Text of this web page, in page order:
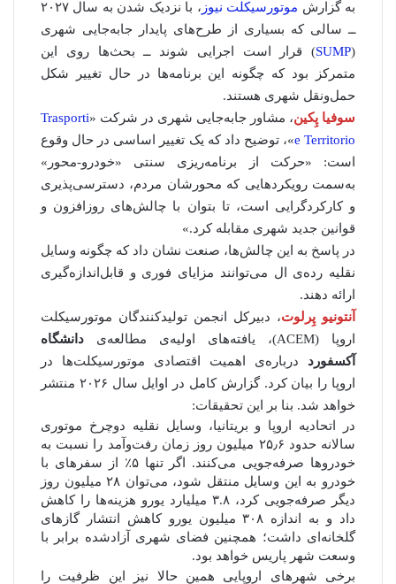
به گزارش موتورسیکلت نیوز
، با نزدیک شدن به سال ۲۰۲۷
ــ سالی که بسیاری از طرح‌های پایدار جابه‌جایی شهری
(
SUMP) قرار است اجرایی شوند ــ بحث‌ها روی این
متمرکز بود که چگونه این برنامه‌ها در حال تغییر شکل
حمل‌ونقل شهری هستند.
سوفیا پِکین، مشاور جابه‌جایی شهری در شرکت «Trasporti
e Territorio»، توضیح داد که یک تغییر اساسی در حال وقوع
است: «حرکت از برنامه‌ریزی سنتی «خودرو-محور»
به‌سمت رویکردهایی که محورشان مردم، دسترسی‌پذیری
و کارکردگرایی است، تا بتوان با چالش‌های روزافزون و
قوانین جدید شهری مقابله کرد.»
در پاسخ به این چالش‌ها، صنعت نشان داد که چگونه وسایل
نقلیه رده‌ی ال می‌توانند مزایای فوری و قابل‌اندازه‌گیری
ارائه دهند.
آنتونیو پِرلوت، دبیرکل انجمن تولیدکنندگان موتورسیکلت
اروپا (ACEM)، یافته‌های اولیه‌ی مطالعه‌ی
دانشگاه
آکسفورد درباره‌ی اهمیت اقتصادی موتورسیکلت‌ها در
اروپا را بیان کرد. گزارش کامل در اوایل سال ۲۰۲۶ منتشر
خواهد شد. بنا بر این تحقیقات:
در اتحادیه اروپا و بریتانیا، وسایل نقلیه دوچرخ موتوری
سالانه حدود ۲۵٫۶ میلیون روز زمان رفت‌وآمد را نسبت به
خودروها صرفه‌جویی می‌کنند. اگر تنها ۵٪ از سفرهای با
خودرو به این وسایل منتقل شود، می‌توان ۲۸ میلیون روز
دیگر صرفه‌جویی کرد، ۳.۸ میلیارد یورو هزینه‌ها را کاهش
داد و به اندازه ۳۰۸ میلیون یورو کاهش انتشار گازهای
گلخانه‌ای داشت؛ همچنین فضای شهری آزادشده برابر با
وسعت شهر پاریس خواهد بود.
برخی شهرهای اروپایی همین حالا نیز این ظرفیت را